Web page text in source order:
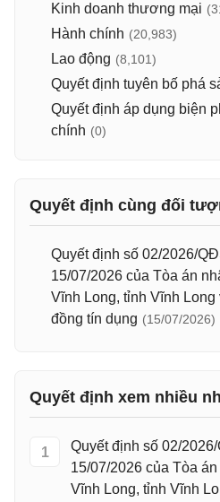
Kinh doanh thương mại
Hành chính (20,983)
Lao động (8,101)
Quyết định tuyên bố phá
Quyết định áp dụng biện
chính (0)
Quyết định cùng đối
Quyết định số 02/2026/
15/07/2026 của Tòa án
Vĩnh Long, tỉnh Vĩnh
đồng tín dụng (15/07/2026)
Quyết định xem nhiều
1
Quyết định số 02/
15/07/2026 của Tòa
Vĩnh Long, tỉnh Vĩnh